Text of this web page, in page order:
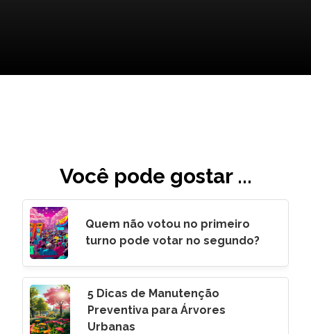
Você pode gostar ...
Quem não votou no primeiro
turno pode votar no segundo?
5 Dicas de Manutenção
Preventiva para Árvores
Urbanas